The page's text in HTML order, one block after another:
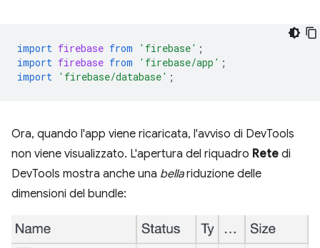
import firebase from 'firebase' ;
import firebase from 'firebase/app' ;
import 'firebase/database' ;
Ora, quando l'app viene ricaricata, l'avviso di DevTools
non viene visualizzato. L'apertura del riquadro Rete di
DevTools mostra anche una bellariduzione delle
dimensioni del bundle: